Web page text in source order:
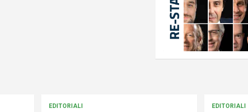
EDITORIALI EDITORIALI